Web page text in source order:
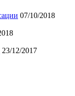
07/10/2018
23/12/2017